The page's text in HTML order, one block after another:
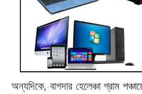
অন্যদিকে, বাগদার হেলেঞ্চা গ্রাম